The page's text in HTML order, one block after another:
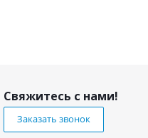
Свяжитесь с нами!
Заказать звонок